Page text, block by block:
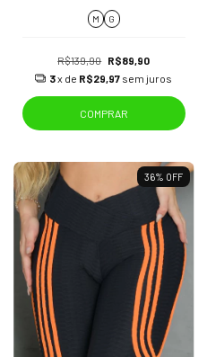
M G
R$139,90 R$89,90
3x de R$29,97 sem juros
COMPRAR
36% OFF